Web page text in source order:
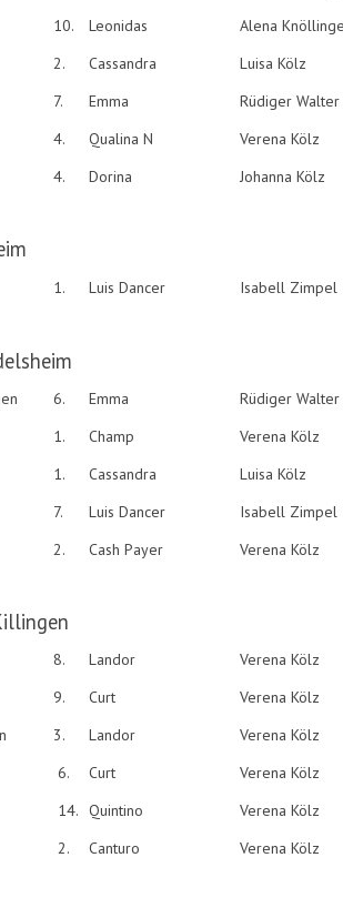
10. Leonidas
Alena
2. Cassandra
Luisa Kölz
7.
Emma
Rüdiger Walter
4. Qualina N
Verena Kölz
4. Dorina Johanna Kölz
1. Luis Dancer Isabell Zimpel
6. Emma
Rüdiger Walter
1. Champ
Verena Kölz
1. Cassandra
Luisa Kölz
7. Luis Dancer
Isabell Zimpel
2. Cash Payer Verena Kölz
8. Landor
Verena Kölz
9. Curt
Verena Kölz
3. Landor
Verena Kölz
6.
Curt
Verena Kölz
14. Quintino
Verena Kölz
2. Canturo Verena Kölz